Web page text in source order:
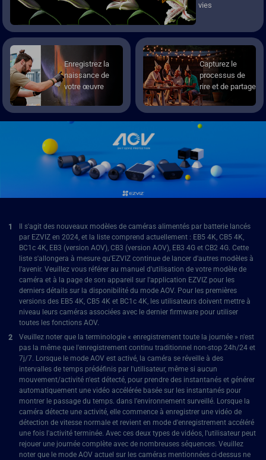
vies
Enregistrez la
naissance de
votre œuvre
Capturez le
processus de
rire et de partage
Il s'agit des nouveaux modèles de caméras alimentés par batterie lancés
par EZVIZ en 2024, et la liste comprend actuellement : EB5 4K, CB5 4K,
BC1c 4K, EB3 (version AOV), CB3 (version AOV), EB3 4G et CB2 4G. Cette
liste s'allongera à mesure qu'EZVIZ continue de lancer d'autres modèles à
l'avenir. Veuillez vous référer au manuel d'utilisation de votre modèle de
caméra et à la page de son appareil sur l'application EZVIZ pour les
derniers détails sur la disponibilité du mode AOV. Pour les premières
versions des EB5 4K, CB5 4K et BC1c 4K, les utilisateurs doivent mettre à
niveau leurs caméras associées avec le dernier firmware pour utiliser
toutes les fonctions AOV.
Veuillez noter que la terminologie « enregistrement toute la journée » n'est
pas la même que l'enregistrement continu traditionnel non-stop 24h/24 et
7j/7. Lorsque le mode AOV est activé, la caméra se réveille à des
intervalles de temps prédéfinis par l'utilisateur, même si aucun
mouvement/activité n'est détecté, pour prendre des instantanés et générer
automatiquement une vidéo accélérée basée sur les instantanés pour
montrer le passage du temps. dans l’environnement surveillé. Lorsque la
caméra détecte une activité, elle commence à enregistrer une vidéo de
détection de vitesse normale et revient en mode d'enregistrement accéléré
une fois l'activité terminée. Avec ces deux types de vidéos, l'utilisateur peut
rejouer une journée complète avec de nombreuses séquences. Veuillez
noter que le mode AOV actuel sur les caméras mentionnées ci-dessus ne